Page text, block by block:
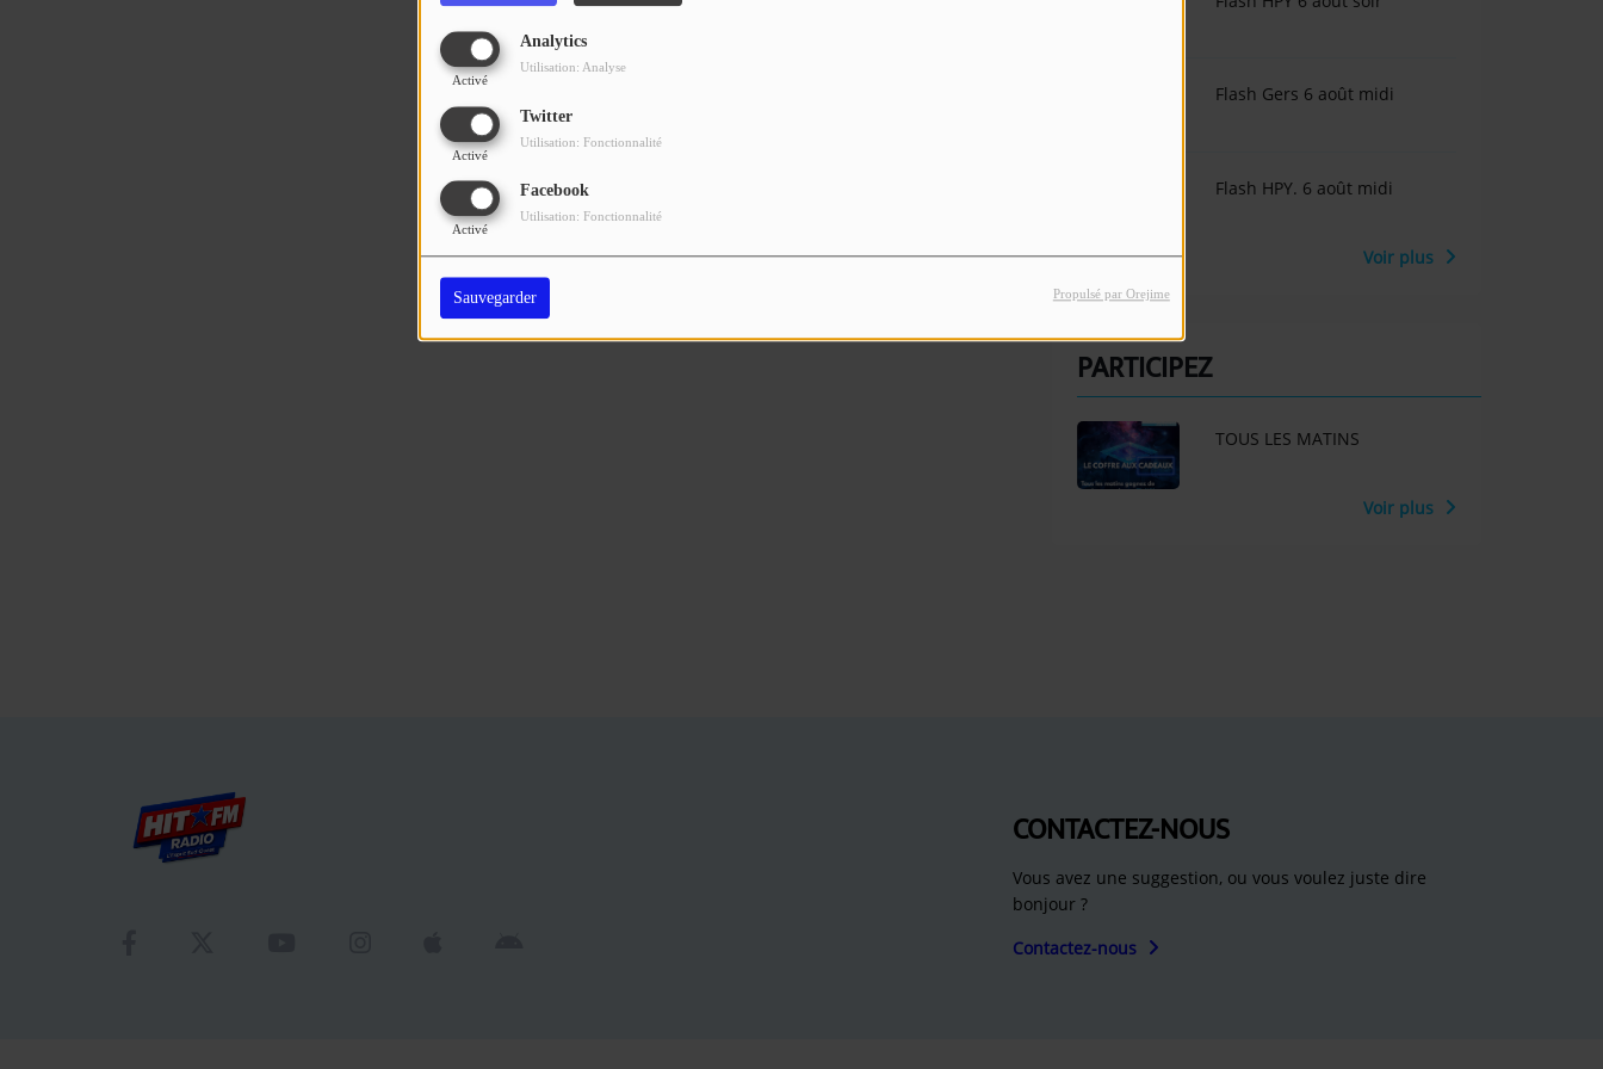
Analytics
Activé
Utilisation: Analyse
Twitter
Activé
Utilisation: Fonctionnalité
Facebook
Activé
Utilisation: Fonctionnalité
Sauvegarder Propulsé par Orejime
Flash Gers 6 août midi
Flash HPY. 6 août midi
Voir plus
PARTICIPEZ
TOUS LES MATINS
Voir plus
CONTACTEZ-NOUS
Vous avez une suggestion, ou vous voulez juste dire
bonjour ?
Contactez-nous